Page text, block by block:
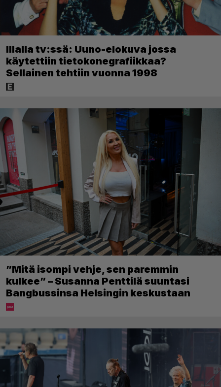
Illalla tv:ssä: Uuno-elokuva jossa
käytettiin tietokonegrafiikkaa?
Sellainen tehtiin vuonna 1998
”Mitä isompi vehje, sen paremmin
kulkee” – Susanna Penttilä suuntasi
Bangbussinsa Helsingin keskustaan